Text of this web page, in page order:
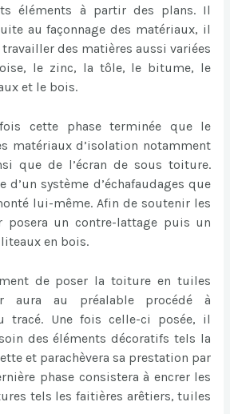
éléments à partir des plans. Il
au façonnage des matériaux, il
travailler des matières aussi variées
le zinc, la tôle, le bitume, le
et le bois.
fois cette phase terminée que le
matériaux d’isolation notamment
que de l’écran de sous toiture.
d’un système d’échafaudages que
lui-même. Afin de soutenir les
posera un contre-lattage puis un
en bois.
de poser la toiture en tuiles
aura au préalable procédé à
tracé. Une fois celle-ci posée, il
des éléments décoratifs tels la
et parachèvera sa prestation par
phase consistera à encrer les
tels les faitières arêtiers, tuiles